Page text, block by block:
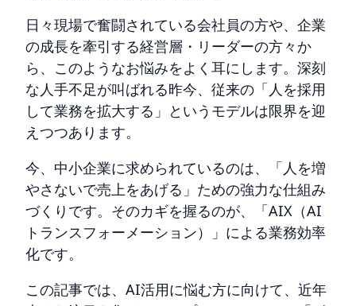
日々現場で奮闘されている会社員の方や、企業
の成長を牽引する経営層・リーダーの方々か
ら、このようなお悩みをよく耳にします。深刻
な人手不足が叫ばれる昨今、従来の「人を採用
して業務を拡大する」というモデルは限界を迎
えつつあります。
今、中小企業に求められているのは、「人を増
やさないで売上をあげる」ための強力な仕組み
づくりです。そのカギを握るのが、「AIX（AI
トランスフォーメーション）」による業務効率
化です。
この記事では、AI活用に悩む方に向けて、近年